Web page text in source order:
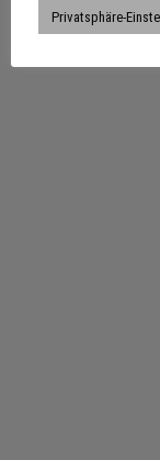
Privatsphäre-